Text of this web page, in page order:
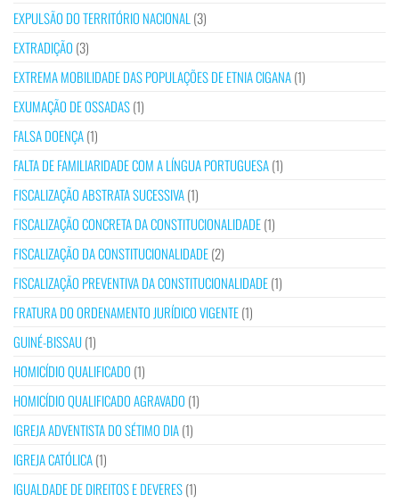
EXPULSÃO DO TERRITÓRIO NACIONAL (3)
EXTRADIÇÃO (3)
EXTREMA MOBILIDADE DAS POPULAÇÕES DE ETNIA CIGANA(1)
EXUMAÇÃO DE OSSADAS(1)
FALSA DOENÇA(1)
FALTA DE FAMILIARIDADE COM A LÍNGUA PORTUGUESA(1)
FISCALIZAÇÃO ABSTRATA SUCESSIVA(1)
FISCALIZAÇÃO CONCRETA DA CONSTITUCIONALIDADE(1)
FISCALIZAÇÃO DA CONSTITUCIONALIDADE(2)
FISCALIZAÇÃO PREVENTIVA DA CONSTITUCIONALIDADE(1)
FRATURA DO ORDENAMENTO JURÍDICO VIGENTE(1)
GUINÉ-BISSAU(1)
HOMICÍDIO QUALIFICADO (1)
HOMICÍDIO QUALIFICADO AGRAVADO (1)
IGREJA ADVENTISTA DO SÉTIMO DIA(1)
IGREJA CATÓLICA(1)
IGUALDADE DE DIREITOS E DEVERES(1)